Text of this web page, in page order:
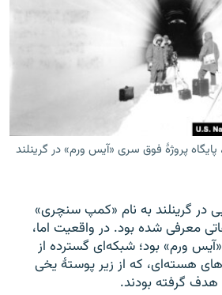
پروژۀ فوق سری «آیس ورم» در گرینلند
در گرینلند به نام «کمپ سنچری»
معرفی شده بود. در واقعیت اما،
ورم» بود؛ شبکه‌ای گسترده از
هسته‌ای، که از زیر پوستۀ یخی
هدف گرفته بودند.